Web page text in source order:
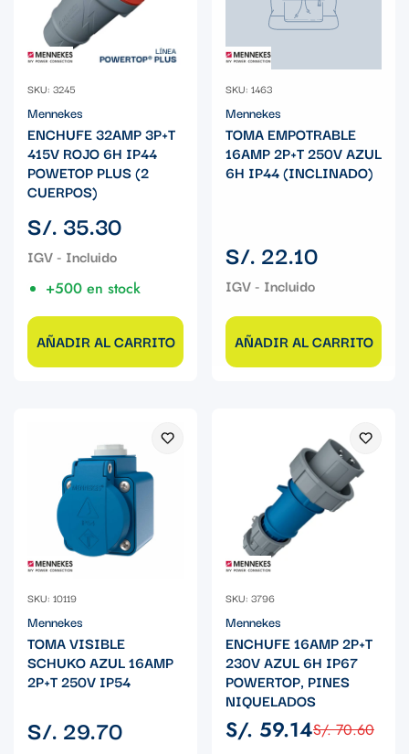
SKU: 3245
Mennekes
ENCHUFE 32AMP 3P+T
415V ROJO 6H IP44
POWETOP PLUS (2
CUERPOS)
Precio
regular
S/. 35.30
+500 en stock
AÑADIR AL CARRITO
SKU: 1463
Mennekes
TOMA EMPOTRABLE
16AMP 2P+T 250V AZUL
6H IP44 (INCLINADO)
Precio
regular
S/. 22.10
AÑADIR AL CARRITO
SKU: 10119
Mennekes
TOMA VISIBLE
SCHUKO AZUL 16AMP
2P+T 250V IP54
Precio
regular
S/. 29.70
SKU: 3796
Mennekes
ENCHUFE 16AMP 2P+T
230V AZUL 6H IP67
POWERTOP, PINES
NIQUELADOS
Precio
S/. 59.14
Precio
S/. 70.60